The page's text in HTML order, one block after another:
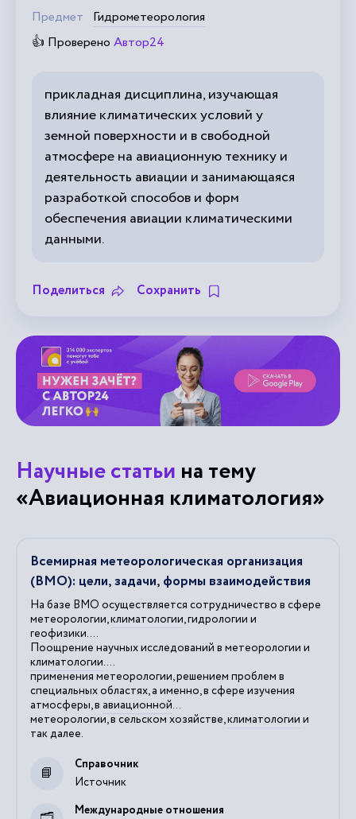
Предмет
Гидрометеорология
👍 Проверено Автор24
прикладная дисциплина, изучающая
влияние климатических условий у
земной поверхности и в свободной
атмосфере на авиационную технику и
деятельность авиации и занимающаяся
разработкой способов и форм
обеспечения авиации климатическими
данными.
Поделиться Сохранить
Научные статьи на тему
«Авиационная климатология»
Всемирная метеорологическая организация
(ВМО): цели, задачи, формы взаимодействия
На базе ВМО осуществляется сотрудничество в сфере
метеорологии,климатологии, гидрологии и
геофизики....
Поощрение научных исследований в метеорологии и
климатологии....
применения метеорологии, решением проблем в
специальных областях, а именно, в сфере изучения
атмосферы, в авиационной...
метеорологии, в сельском хозяйстве,климатологии и
так далее.
Источник
Справочник
Международные отношения